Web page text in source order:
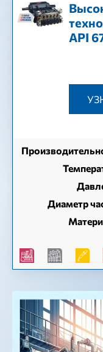
API
Диаметр